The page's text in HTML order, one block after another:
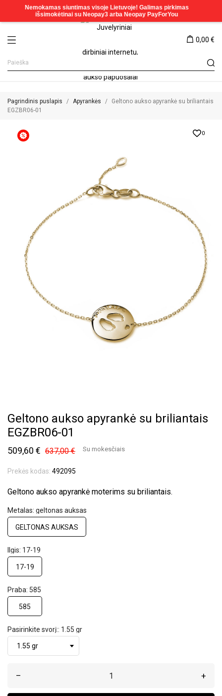
0,00 €
Pagrindinis puslapis Apyrankės
Geltono aukso apyrankė su briliantais
EGZBR06-01
0
Geltono aukso apyrankė su briliantais
EGZBR06-01
509,60 € 637,00 € Su mokesčiais
Prekės kodas: 492095
Geltono aukso apyrankė moterims su briliantais.
Metalas: geltonas auksas
GELTONAS AUKSAS
Ilgis: 17-19
17-19
Praba: 585
585
Pasirinkite svorį:: 1.55 gr
– +